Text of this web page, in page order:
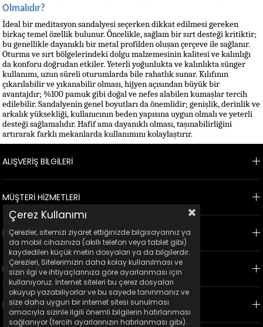
Olmalıdır?
İdeal bir meditasyon sandalyesi seçerken dikkat edilmesi gereken
birkaç temel özellik bulunur. Öncelikle, sağlam bir sırt desteği kritiktir;
bu genellikle dayanıklı bir metal profilden oluşan çerçeve ile sağlanır.
Oturma ve sırt bölgelerindeki dolgu malzemesinin kalitesi ve kalınlığı
da konforu doğrudan etkiler. Yeterli yoğunlukta ve kalınlıkta sünger
kullanımı, uzun süreli oturumlarda bile rahatlık sunar. Kılıfının
çıkarılabilir ve yıkanabilir olması, hijyen açısından büyük bir
avantajdır; %100 pamuk gibi doğal ve nefes alabilen kumaşlar tercih
edilebilir. Sandalyenin genel boyutları da önemlidir; genişlik, derinlik ve
arkalık yüksekliği, kullanıcının beden yapısına uygun olmalı ve yeterli
desteği sağlamalıdır. Hafif ama dayanıklı olması, taşınabilirliğini
artırarak farklı mekanlarda kullanımını kolaylaştırır.
ALIŞVERİŞ BİLGİLERİ
MÜŞTERİ HİZMETLERİ
KVKK
KURUMSAL
E-BÜLTEN KAYIT
Çerez Kullanımı
Çerezler, sitemizi ziyaret ettiğinizde bilgisayarınız ya
da mobil cihazınıza (akıllı telefon veya tablet gibi)
kaydedilen küçük metin dosyaları ya da bilgilerdir.
Çerezleri, Sitelerimizin daha kolay kullanılması ve
sizin ilgi ve ihtiyaçlarınıza göre ayarlanması için
kullanıyoruz. İnternet siteleri bu çerez dosyaları
okuyup yazabiliyorlar ve bu sayede tanınmanız ve
size daha uygun bir internet sitesi sunulması
amacıyla sizinle ilgili önemli bilgilerin hatırlanması
sağlanıyor (tercih ayarlarınızın hatırlanması gibi).